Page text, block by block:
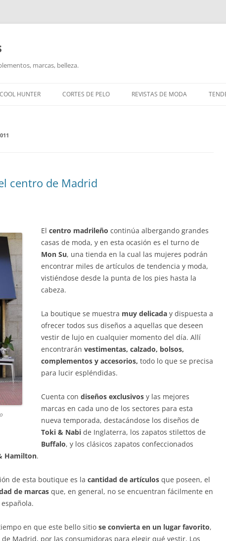
marcas, belleza.
COOL HUNTER CORTES DE PELO REVISTAS DE MODA
centro de Madrid
El centro madrileño continúa albergando grandes
casas de moda, y en esta ocasión es el turno de
Mon Su, una tienda en la cual las mujeres podrán
encontrar miles de artículos de tendencia y moda,
vistiéndose desde la punta de los pies hasta la
cabeza.
La boutique se muestra muy delicada y dispuesta a
ofrecer todos sus diseños a aquellas que deseen
vestir de lujo en cualquier momento del día. Allí
encontrarán vestimentas, calzado, bolsos,
complementos y accesorios, todo lo que se precisa
para lucir espléndidas.
Cuenta con diseños exclusivos y las mejores
marcas en cada uno de los sectores para esta
nueva temporada, destacándose los diseños de
Toki & Nabi de Inglaterra, los zapatos stilettos de
Buffalo, y los clásicos zapatos confeccionados
Hamilton.
de esta boutique es la cantidad de artículos que poseen, el
de marcas que, en general, no se encuentran fácilmente en
en que este bello sitio se convierta en un lugar favorito,
Madrid, por las consumidoras para elegir qué vestir. Los